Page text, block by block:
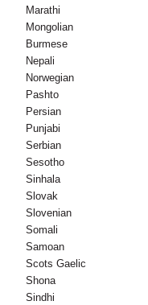
Marathi
Mongolian
Burmese
Nepali
Norwegian
Pashto
Persian
Punjabi
Serbian
Sesotho
Sinhala
Slovak
Slovenian
Somali
Samoan
Scots Gaelic
Shona
Sindhi